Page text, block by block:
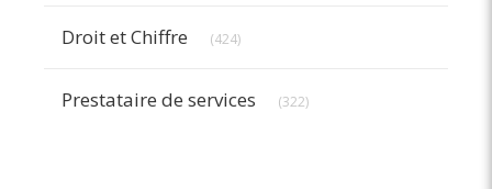
Droit et Chiffre (424)
Prestataire de services (322)